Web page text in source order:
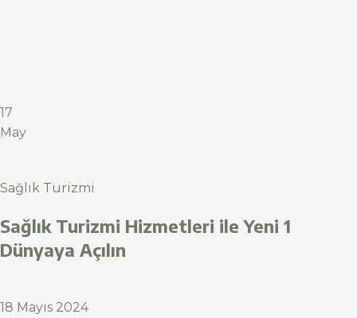
17
May
Sağlık Turizmi
Sağlık Turizmi Hizmetleri ile Yeni 1
Dünyaya Açılın
18 Mayıs 2024